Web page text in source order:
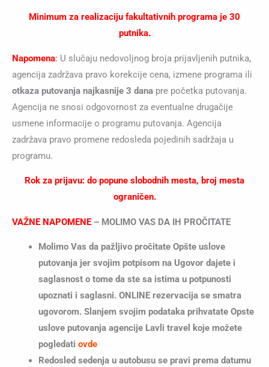
Minimum za realizaciju fakultativnih programa je 30
putnika.
Napomena: U slučaju nedovoljnog broja prijavljenih putnika,
agencija zadržava pravo korekcije cena, izmene programa ili
otkaza putovanja najkasnije 3 dana pre početka putovanja.
Agencija ne snosi odgovornost za eventualne drugačije
usmene informacije o programu putovanja. Agencija
zadržava pravo promene redosleda pojedinih sadržaja u
programu.
Rok za prijavu: do popune slobodnih mesta, broj mesta
ograničen.
VAŽNE NAPOMENE– MOLIMO VAS DA IH PROČITATE
Molimo Vas da pažljivo pročitate Opšte uslove
putovanja jer svojim potpisom na Ugovor dajete i
saglasnost o tome da ste sa istima u potpunosti
upoznati i saglasni. ONLINE rezervacija se smatra
ugovorom. Slanjem svojim podataka prihvatate Opste
uslove putovanja agencije Lavli travel koje možete
pogledati ovde
Redosled sedenja u autobusu se pravi prema datumu